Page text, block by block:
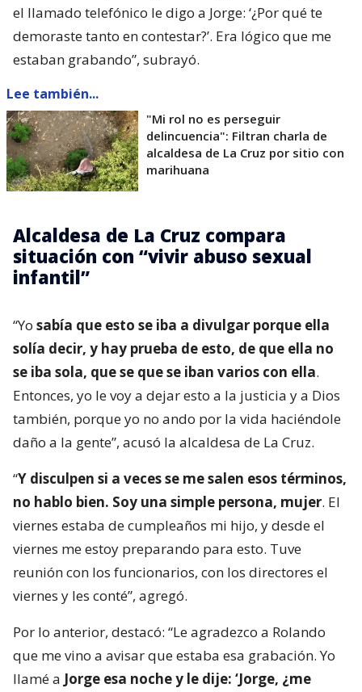
el llamado telefónico le digo a Jorge: ‘¿Por qué te
demoraste tanto en contestar?’. Era lógico que me
estaban grabando”, subrayó.
Lee también...
"Mi rol no es perseguir
delincuencia": Filtran charla de
alcaldesa de La Cruz por sitio con
marihuana
Alcaldesa de La Cruz compara
situación con “vivir abuso sexual
infantil”
“Yo sabía que esto se iba a divulgar porque ella
solía decir, y hay prueba de esto, de que ella no
se iba sola, que se que se iban varios con ella.
Entonces, yo le voy a dejar esto a la justicia y a Dios
también, porque yo no ando por la vida haciéndole
daño a la gente”, acusó la alcaldesa de La Cruz.
“Y disculpen si a veces se me salen esos términos,
no hablo bien. Soy una simple persona, mujer. El
viernes estaba de cumpleaños mi hijo, y desde el
viernes me estoy preparando para esto. Tuve
reunión con los funcionarios, con los directores el
viernes y les conté”, agregó.
Por lo anterior, destacó: “Le agradezco a Rolando
que me vino a avisar que estaba esa grabación. Yo
llamé a Jorge esa noche y le dije: ‘Jorge, ¿me